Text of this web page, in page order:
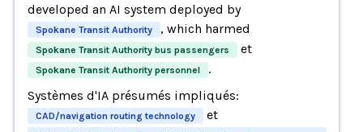
developed an AI system deployed by
Spokane Transit Authority , which harmed
Spokane Transit Authority bus passengers et
Spokane Transit Authority personnel
.
Systèmes d'IA présumés impliqués:
CAD/navigation routing technology et